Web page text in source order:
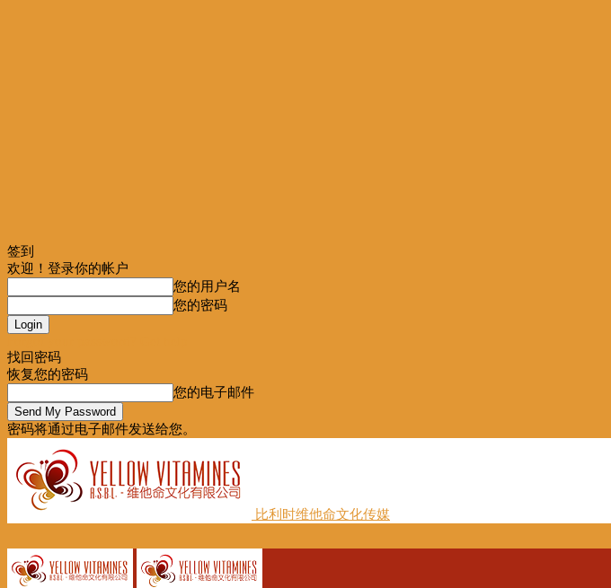
签到
欢迎！登录你的帐户
您的用户名
您的密码
找回密码
恢复您的密码
您的电子邮件
密码将通过电子邮件发送给您。
比利时维他命文化传媒